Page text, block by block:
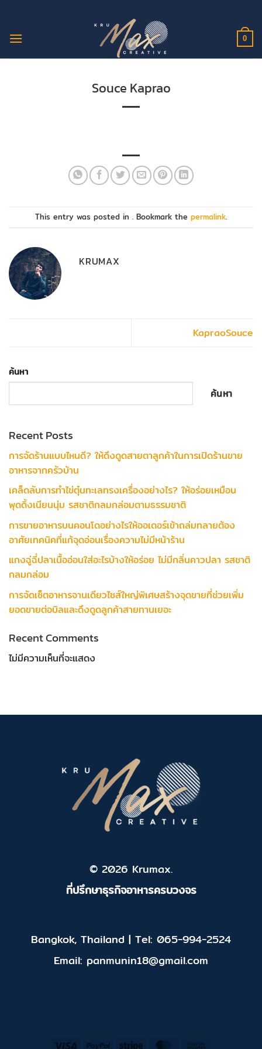
ยัง
0
Souce Kaprao
This entry was posted in . Bookmark the permalink.
KRUMAX
KapraoSouce
ค้นหา
ค้นหา
Recent Posts
การจัดร้านแบบไหนดี? ให้ดึงดูดสายตาลูกค้าในการเปิดร้านขาย
อาหารจากครัวบ้าน
เคล็ดลับการทำไข่ตุ๋นทะเลทรงเครื่องอย่างไร? ให้อร่อยเหมือน
พุดดิ้งเนียนนุ่ม รสชาติกลมกล่อมตามธรรมชาติ
การขายอาหารบนคอนโดอย่างไรให้ออเดอร์เข้าถล่มทลายต้อง
อาศัยเทคนิคที่แก้จุดอ่อนเรื่องความไม่มีหน้าร้าน
แกงฉู่ฉี่ปลาเนื้ออ่อนใส่อะไรบ้างให้อร่อย ไม่มีกลิ่นคาวปลา รสชาติ
กลมกล่อม
การจัดเซ็ตอาหารจานเดียวไซส์ใหญ่พิเศษสร้างจุดขายที่ช่วยเพิ่ม
ยอดขายต่อบิลและดึงดูดลูกค้าสายทานเยอะ
Recent Comments
ไม่มีความเห็นที่จะแสดง
© 2026 Krumax.
ที่ปรึกษาธุรกิจอาหารครบวงจร
Bangkok, Thailand | Tel: 065-994-2524
Email: panmunin18@gmail.com